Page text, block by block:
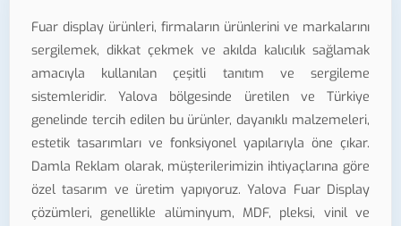
Fuar display ürünleri, firmaların ürünlerini ve markalarını
sergilemek, dikkat çekmek ve akılda kalıcılık sağlamak
amacıyla kullanılan çeşitli tanıtım ve sergileme
sistemleridir. Yalova bölgesinde üretilen ve Türkiye
genelinde tercih edilen bu ürünler, dayanıklı malzemeleri,
estetik tasarımları ve fonksiyonel yapılarıyla öne çıkar.
Damla Reklam olarak, müşterilerimizin ihtiyaçlarına göre
özel tasarım ve üretim yapıyoruz. Yalova Fuar Display
çözümleri, genellikle alüminyum, MDF, pleksi, vinil ve